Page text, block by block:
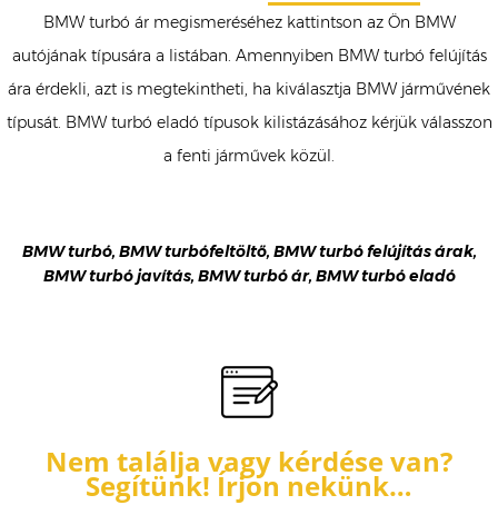
BMW turbó ár megismeréséhez kattintson az Ön BMW
autójának típusára a listában. Amennyiben BMW turbó felújítás
ára érdekli, azt is megtekintheti, ha kiválasztja BMW járművének
típusát. BMW turbó eladó típusok kilistázásához kérjük válasszon
a fenti járművek közül.
BMW turbó, BMW turbófeltöltő, BMW turbó felújítás árak,
BMW turbó javítás, BMW turbó ár, BMW turbó eladó
Nem találja vagy kérdése van?
Segítünk! Írjon nekünk…